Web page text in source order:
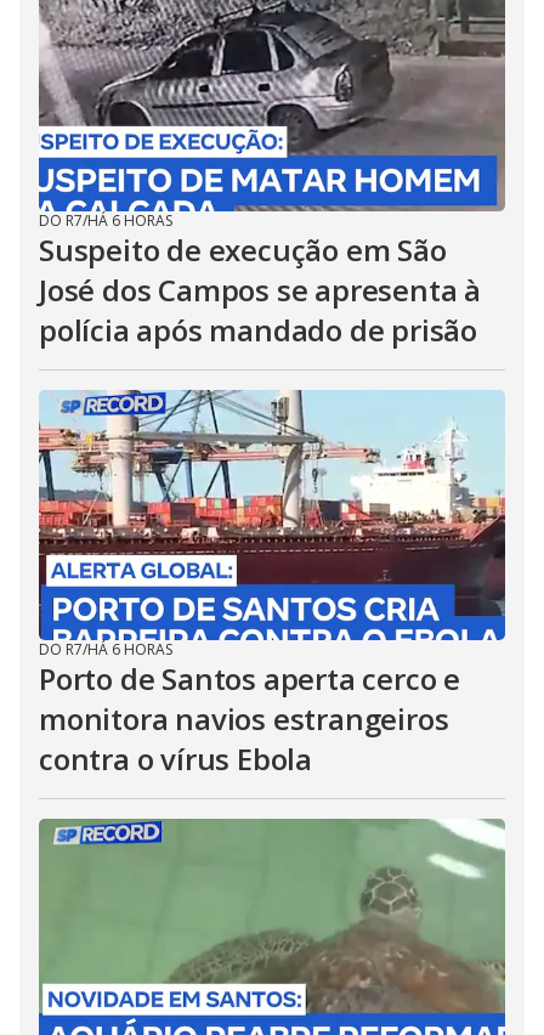
DO R7/HÁ 6 HORAS
Suspeito de execução em São
José dos Campos se apresenta à
polícia após mandado de prisão
DO R7/HÁ 6 HORAS
Porto de Santos aperta cerco e
monitora navios estrangeiros
contra o vírus Ebola